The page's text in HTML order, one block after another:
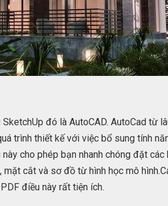
đó là AutoCAD. AutoCad từ
trình thiết kế với việc bổ sung tính
cho phép bạn nhanh chóng đặt
cắt và sơ đồ từ hình học mô
điều này rất tiện ích.